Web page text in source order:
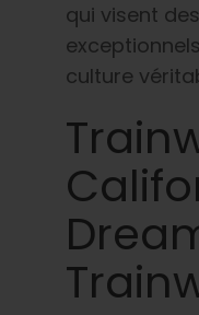
qui visent
culture